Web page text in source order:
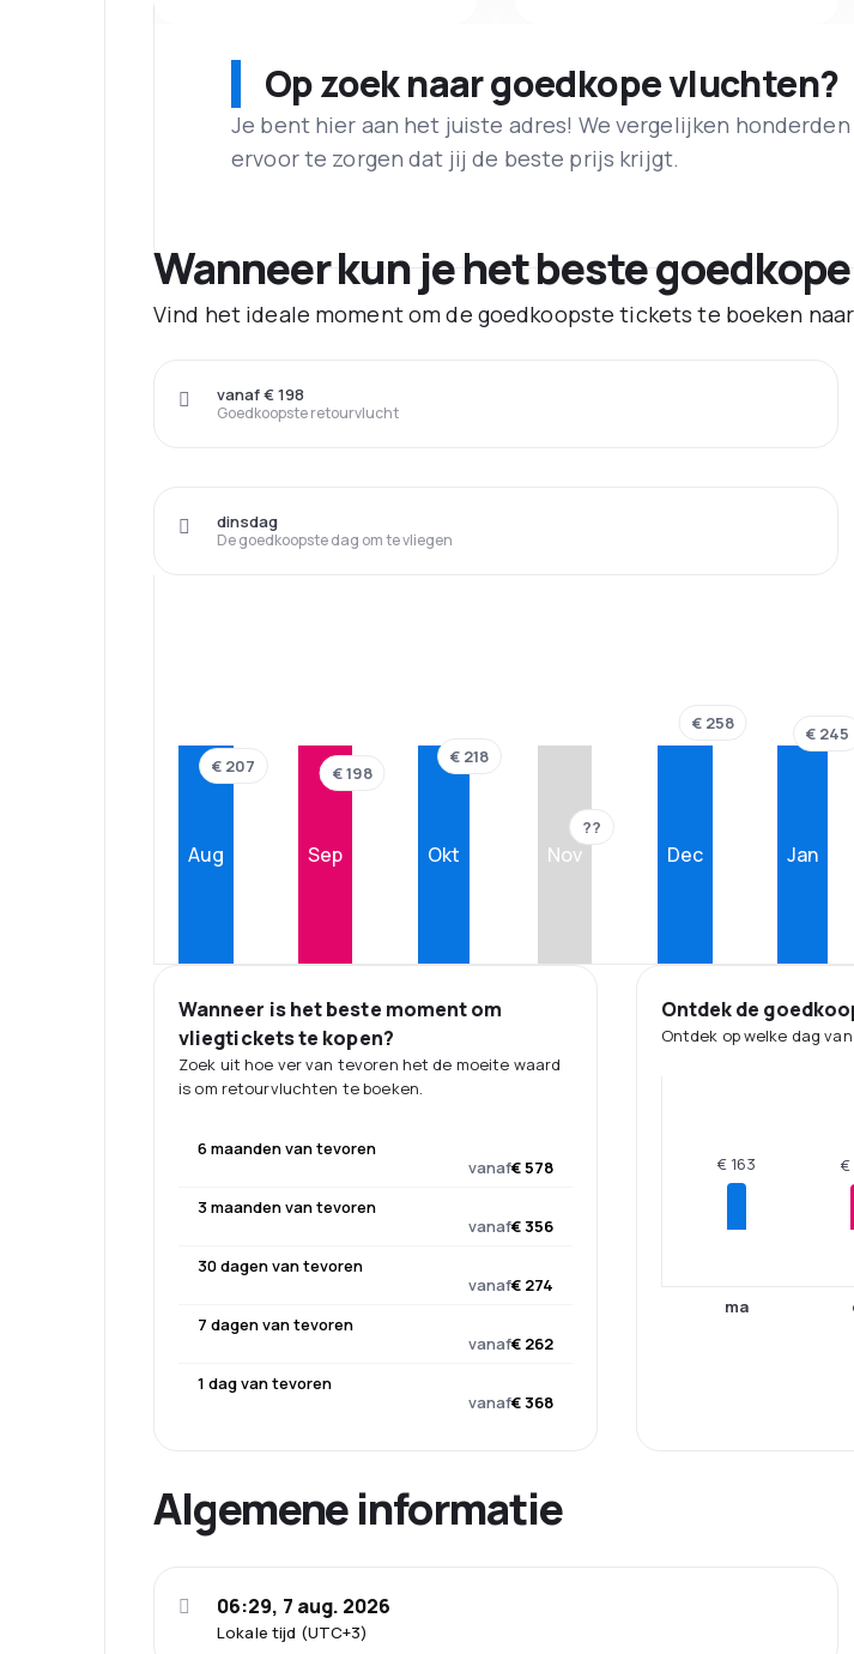
Op zoek naar goedkope vluchten?
Je bent hier aan het juiste adres! We vergelijken
ervoor te zorgen dat jij de beste prijs krijgt.
Wanneer kun je het beste
Vind het ideale moment om de goedkoopste tickets te boeken
Goedkoopste retourvlucht
vanaf € 198
De goedkoopste dag om te vliegen
dinsdag
Aug
€ 207
Sep
€ 198
Okt
€ 218
Nov
??
Dec
€ 258
Jan
€ 245
Wanneer is het beste moment om
vliegtickets te kopen?
Zoek uit hoe ver van tevoren het de moeite waard
is om retourvluchten te boeken.
6 maanden van tevoren
vanaf€ 578
3 maanden van tevoren
vanaf€ 356
30 dagen van tevoren
vanaf€ 274
7 dagen van tevoren
vanaf€ 262
1 dag van tevoren
vanaf€ 368
Ontdek de
Ontdek op welke dag
€ 163
ma
€
Algemene informatie
Lokale tijd (UTC+3)
06:29, 7 aug. 2026